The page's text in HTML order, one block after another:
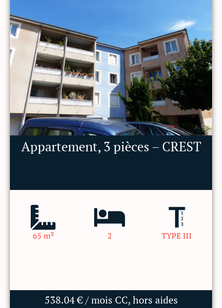
Appartement, 3 pièces – CREST
65 m² 2 TYPE III
538.04 € / mois CC, hors aides